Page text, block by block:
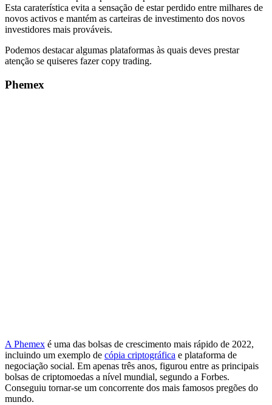
Esta caraterística evita a sensação de estar perdido entre milhares de
novos activos e mantém as carteiras de investimento dos novos
investidores mais prováveis.
Podemos destacar algumas plataformas às quais deves prestar
atenção se quiseres fazer copy trading.
Phemex
A Phemex é uma das bolsas de crescimento mais rápido de 2022,
incluindo um exemplo de cópia criptográfica e plataforma de
negociação social. Em apenas três anos, figurou entre as principais
bolsas de criptomoedas a nível mundial, segundo a Forbes.
Conseguiu tornar-se um concorrente dos mais famosos pregões do
mundo.